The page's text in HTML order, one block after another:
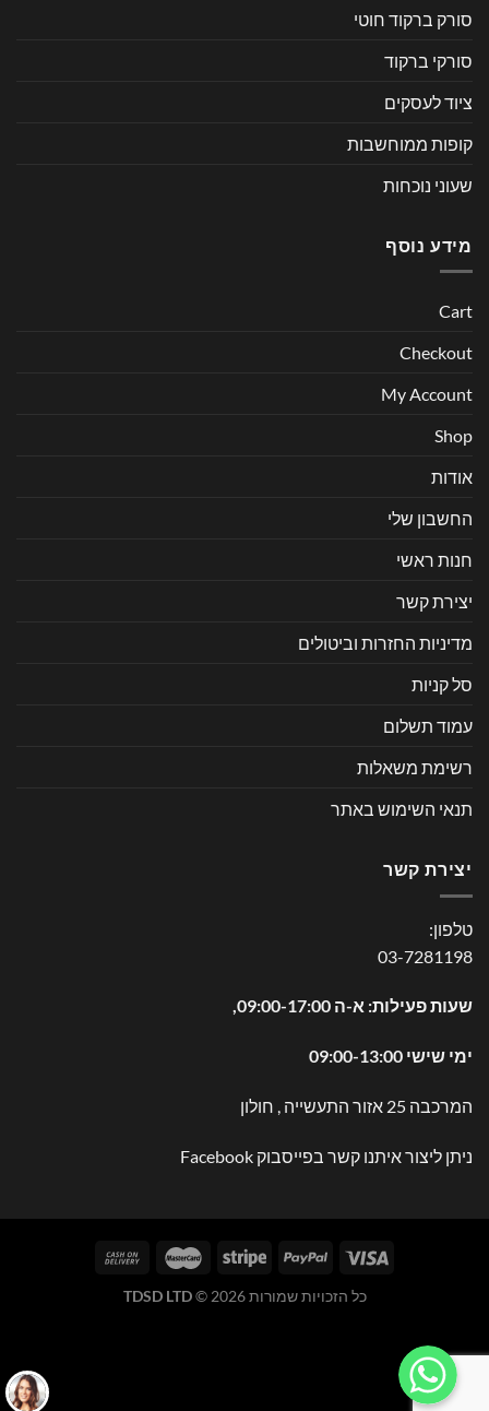
סורק ברקוד חוטי
סורקי ברקוד
ציוד לעסקים
קופות ממוחשבות
שעוני נוכחות
מידע נוסף
Cart
Checkout
My Account
Shop
אודות
החשבון שלי
חנות ראשי
יצירת קשר
מדיניות החזרות וביטולים
סל קניות
עמוד תשלום
רשימת משאלות
תנאי השימוש באתר
יצירת קשר
טלפון:
03-7281198
שעות פעילות: א-ה 09:00-17:00,
ימי שישי 09:00-13:00
המרכבה 25 אזור התעשייה , חולון
ניתן ליצור איתנו קשר בפייסבוק Facebook
כל הזכויות שמורות 2026 © TDSD LTD
WhatsApp